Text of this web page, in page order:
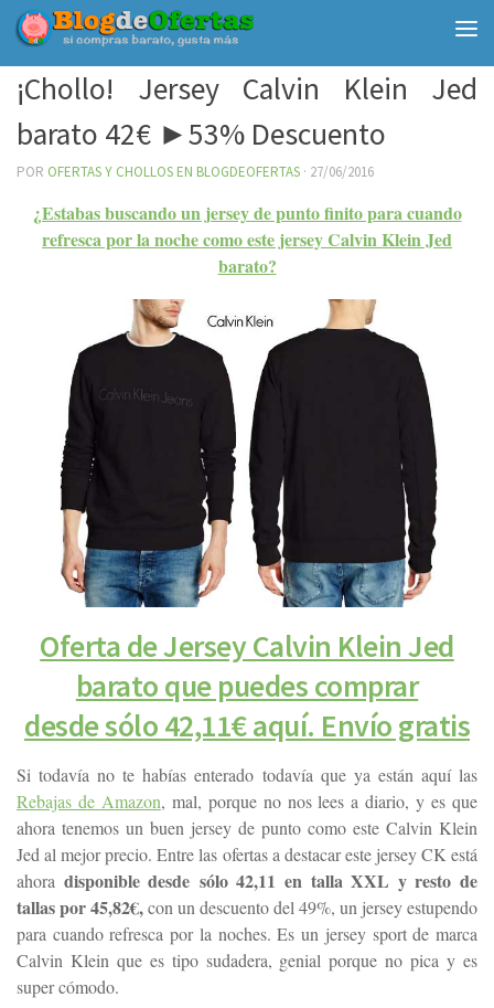
Debajo del contenido
¡Chollo! Jersey Calvin Klein Jed
barato 42€ ►53% Descuento
POR OFERTAS Y CHOLLOS EN BLOGDEOFERTAS · 27/06/2016
¿Estabas buscando un jersey de punto finito para cuando
refresca por la noche como este jersey Calvin Klein Jed
barato?
Oferta de Jersey Calvin Klein Jed
barato que puedes comprar
desde sólo 42,11€ aquí. Envío gratis
Si todavía no te habías enterado todavía que ya están aquí las
Rebajas de Amazon, mal, porque no nos lees a diario, y es que
ahora tenemos un buen jersey de punto como este Calvin Klein
Jed al mejor precio. Entre las ofertas a destacar este jersey CK está
ahora disponible desde sólo 42,11 en talla XXL y resto de
tallas por 45,82€,con un descuento del 49%, un jersey estupendo
para cuando refresca por la noches. Es un jersey sport de marca
Calvin Klein que es tipo sudadera, genial porque no pica y es
super cómodo.